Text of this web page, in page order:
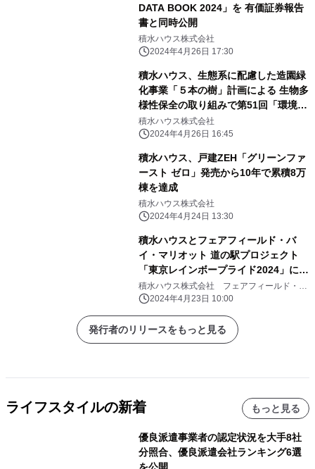
DATA BOOK 2024」を 有価証券報告
書と同時公開
積水ハウス株式会社
2024年4月26日 17:30
積水ハウス、生態系に配慮した造園緑
化事業「５本の樹」計画による 生物多
様性保全の取り組みで第51回「環境
賞」優良賞を受賞
積水ハウス株式会社
2024年4月26日 16:45
積水ハウス、戸建ZEH「グリーンファ
ースト ゼロ」発売から10年で累積8万
棟を達成
積水ハウス株式会社
2024年4月24日 13:30
積水ハウスとフェアフィールド・バ
イ・マリオット 道の駅プロジェクト
「東京レインボープライド2024」に共
同で出展
積水ハウス株式会社 フェアフィールド・バ
イ・マリオット 道の駅プロジェクト
2024年4月23日 10:00
発行者のリリースをもっと見る
ライフスタイルの新着 もっと見る
優良派遣事業者の認定状況を大手8社
分照合、優良派遣会社ランキング6選